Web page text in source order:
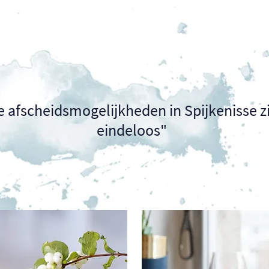
afscheidsmogelijkheden in Spijkenisse
eindeloos"